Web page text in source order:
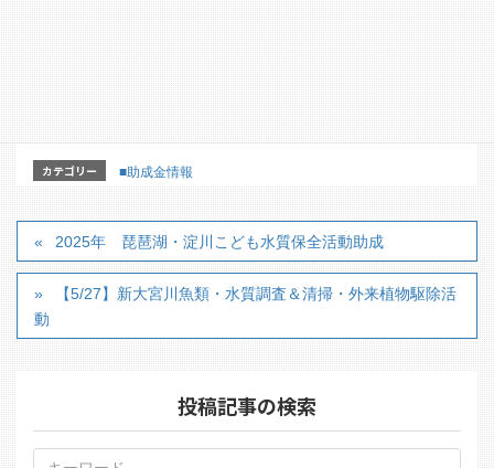
合わせください。
【詳細はこちらのホームページからどうぞ】
https://www.public.or.jp/project/f0104
カテゴリー ■助成金情報
2025年 琵琶湖・淀川こども水質保全活動助成
【5/27】新大宮川魚類・水質調査＆清掃・外来植物駆除活
動
投稿記事の検索